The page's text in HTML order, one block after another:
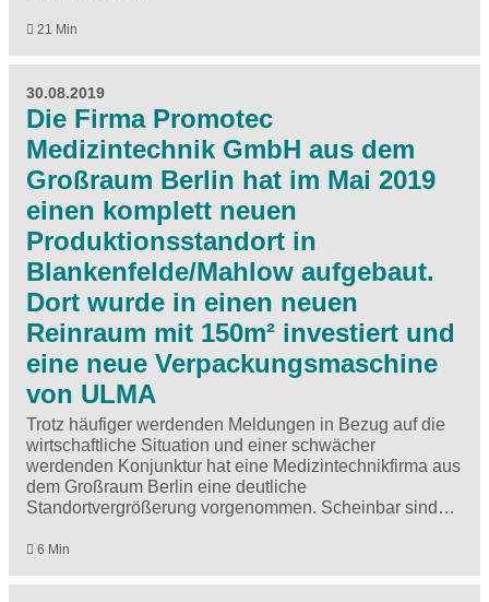
21 Min
30.08.2019
Die Firma Promotec
Medizintechnik GmbH aus dem
Großraum Berlin hat im Mai 2019
einen komplett neuen
Produktionsstandort in
Blankenfelde/Mahlow aufgebaut.
Dort wurde in einen neuen
Reinraum mit 150m² investiert und
eine neue Verpackungsmaschine
von ULMA
Trotz häufiger werdenden Meldungen in Bezug auf die
wirtschaftliche Situation und einer schwächer
werdenden Konjunktur hat eine Medizintechnikfirma aus
dem Großraum Berlin eine deutliche
Standortvergrößerung vorgenommen. Scheinbar sind…
6 Min